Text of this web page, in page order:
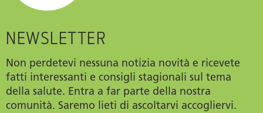
NEWSLETTER
Non perdetevi nessuna notizia novità e ricevete
fatti interessanti e consigli stagionali sul tema
della salute. Entra a far parte della nostra
comunità. Saremo lieti di ascoltarvi accogliervi.